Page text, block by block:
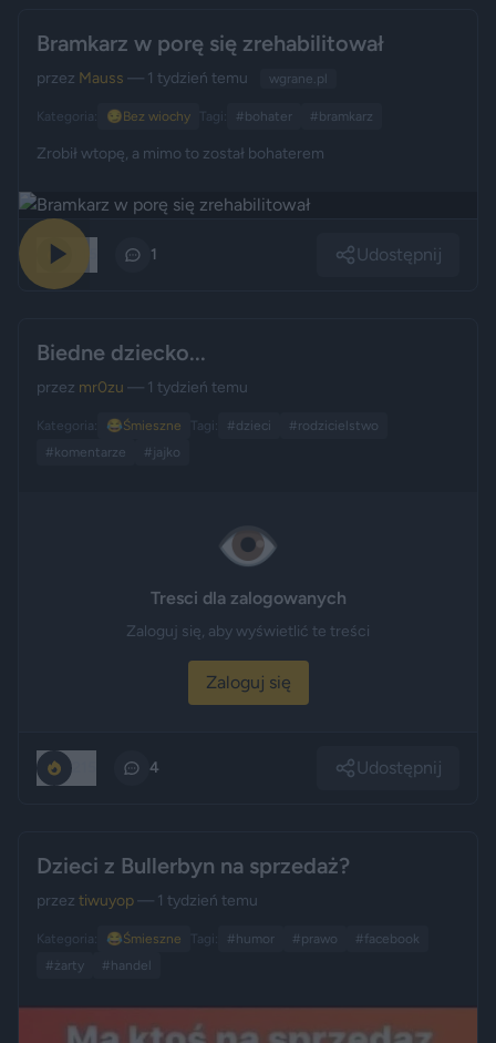
Bramkarz w porę się zrehabilitował
przez Mauss — 1 tydzień temu wgrane.pl
Kategoria: 😏Bez wiochy Tagi: #bohater #bramkarz
Zrobił wtopę, a mimo to został bohaterem
1 Udostępnij
Biedne dziecko...
przez mr0zu — 1 tydzień temu
Kategoria: 😂Śmieszne Tagi: #dzieci
#rodzicielstwo
#komentarze
#jajko
👁️
Tresci dla zalogowanych
Zaloguj się, aby wyświetlić te treści
Zaloguj się
4 Udostępnij
Dzieci z Bullerbyn na sprzedaż?
przez tiwuyop— 1 tydzień temu
Kategoria: 😂Śmieszne Tagi: #humor #prawo
#facebook
#żarty
#handel